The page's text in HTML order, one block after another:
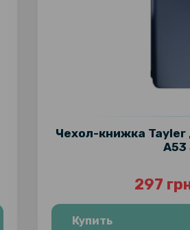
Чехол-книжка Tayler
A53
297
Купить